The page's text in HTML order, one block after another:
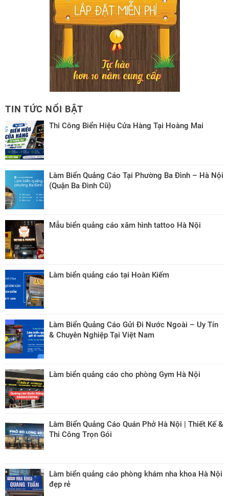
TIN TỨC NỔI BẬT
Thi Công Biển Hiệu Cửa Hàng Tại Hoàng Mai
Làm Biển Quảng Cáo Tại Phường Ba Đình – Hà Nội
(Quận Ba Đình Cũ)
Mẫu biển quảng cáo xăm hình tattoo Hà Nội
Làm biển quảng cáo tại Hoàn Kiếm
Làm Biển Quảng Cáo Gửi Đi Nước Ngoài – Uy Tín
& Chuyên Nghiệp Tại Việt Nam
Làm biển quảng cáo cho phòng Gym Hà Nội
Làm Biển Quảng Cáo Quán Phở Hà Nội | Thiết Kế &
Thi Công Trọn Gói
Làm biển quảng cáo phòng khám nha khoa Hà Nội
đẹp rẻ